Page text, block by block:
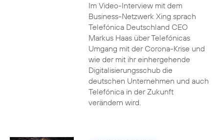
Im Video-Interview mit dem
Business-Netzwerk Xing sprach
Telefónica Deutschland CEO
Markus Haas über Telefónicas
Umgang mit der Corona-Krise und
wie der mit ihr einhergehende
Digitalisierungsschub die
deutschen Unternehmen und auch
Telefónica in der Zukunft
verändern wird.